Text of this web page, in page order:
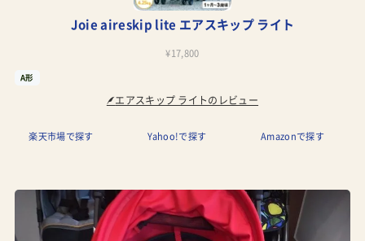
Joie aireskip lite エアスキップ ライト
¥17,800
A形
エアスキップ ライトのレビュー
Amazonで探す
楽天市場で探す Yahoo!で探す